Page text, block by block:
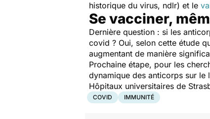
historique du virus, ndlr) et le
Se vacciner,
Dernière question : si les
covid ? Oui, selon cette étude
augmentant de manière
Prochaine étape, pour les
dynamique des anticorps sur le
Hôpitaux universitaires de
COVID IMMUNITÉ